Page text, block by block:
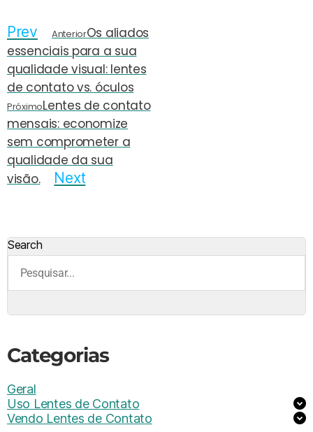
Prev AnteriorOs aliados
essenciais para a sua
qualidade visual: lentes
de contato vs. óculos
PróximoLentes de contato
mensais: economize
sem comprometer a
qualidade da sua
visão.
Next
Search
Categorias
Geral
Uso Lentes de Contato
Vendo Lentes de Contato